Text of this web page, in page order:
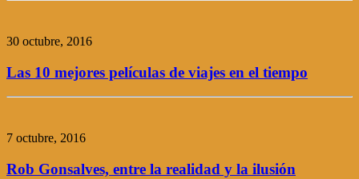
30 octubre, 2016
Las 10 mejores películas de viajes en el tiempo
7 octubre, 2016
Rob Gonsalves, entre la realidad y la ilusión